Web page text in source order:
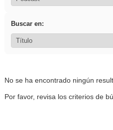
Buscar en:
No se ha encontrado ningún
Por favor, revisa los criterios de